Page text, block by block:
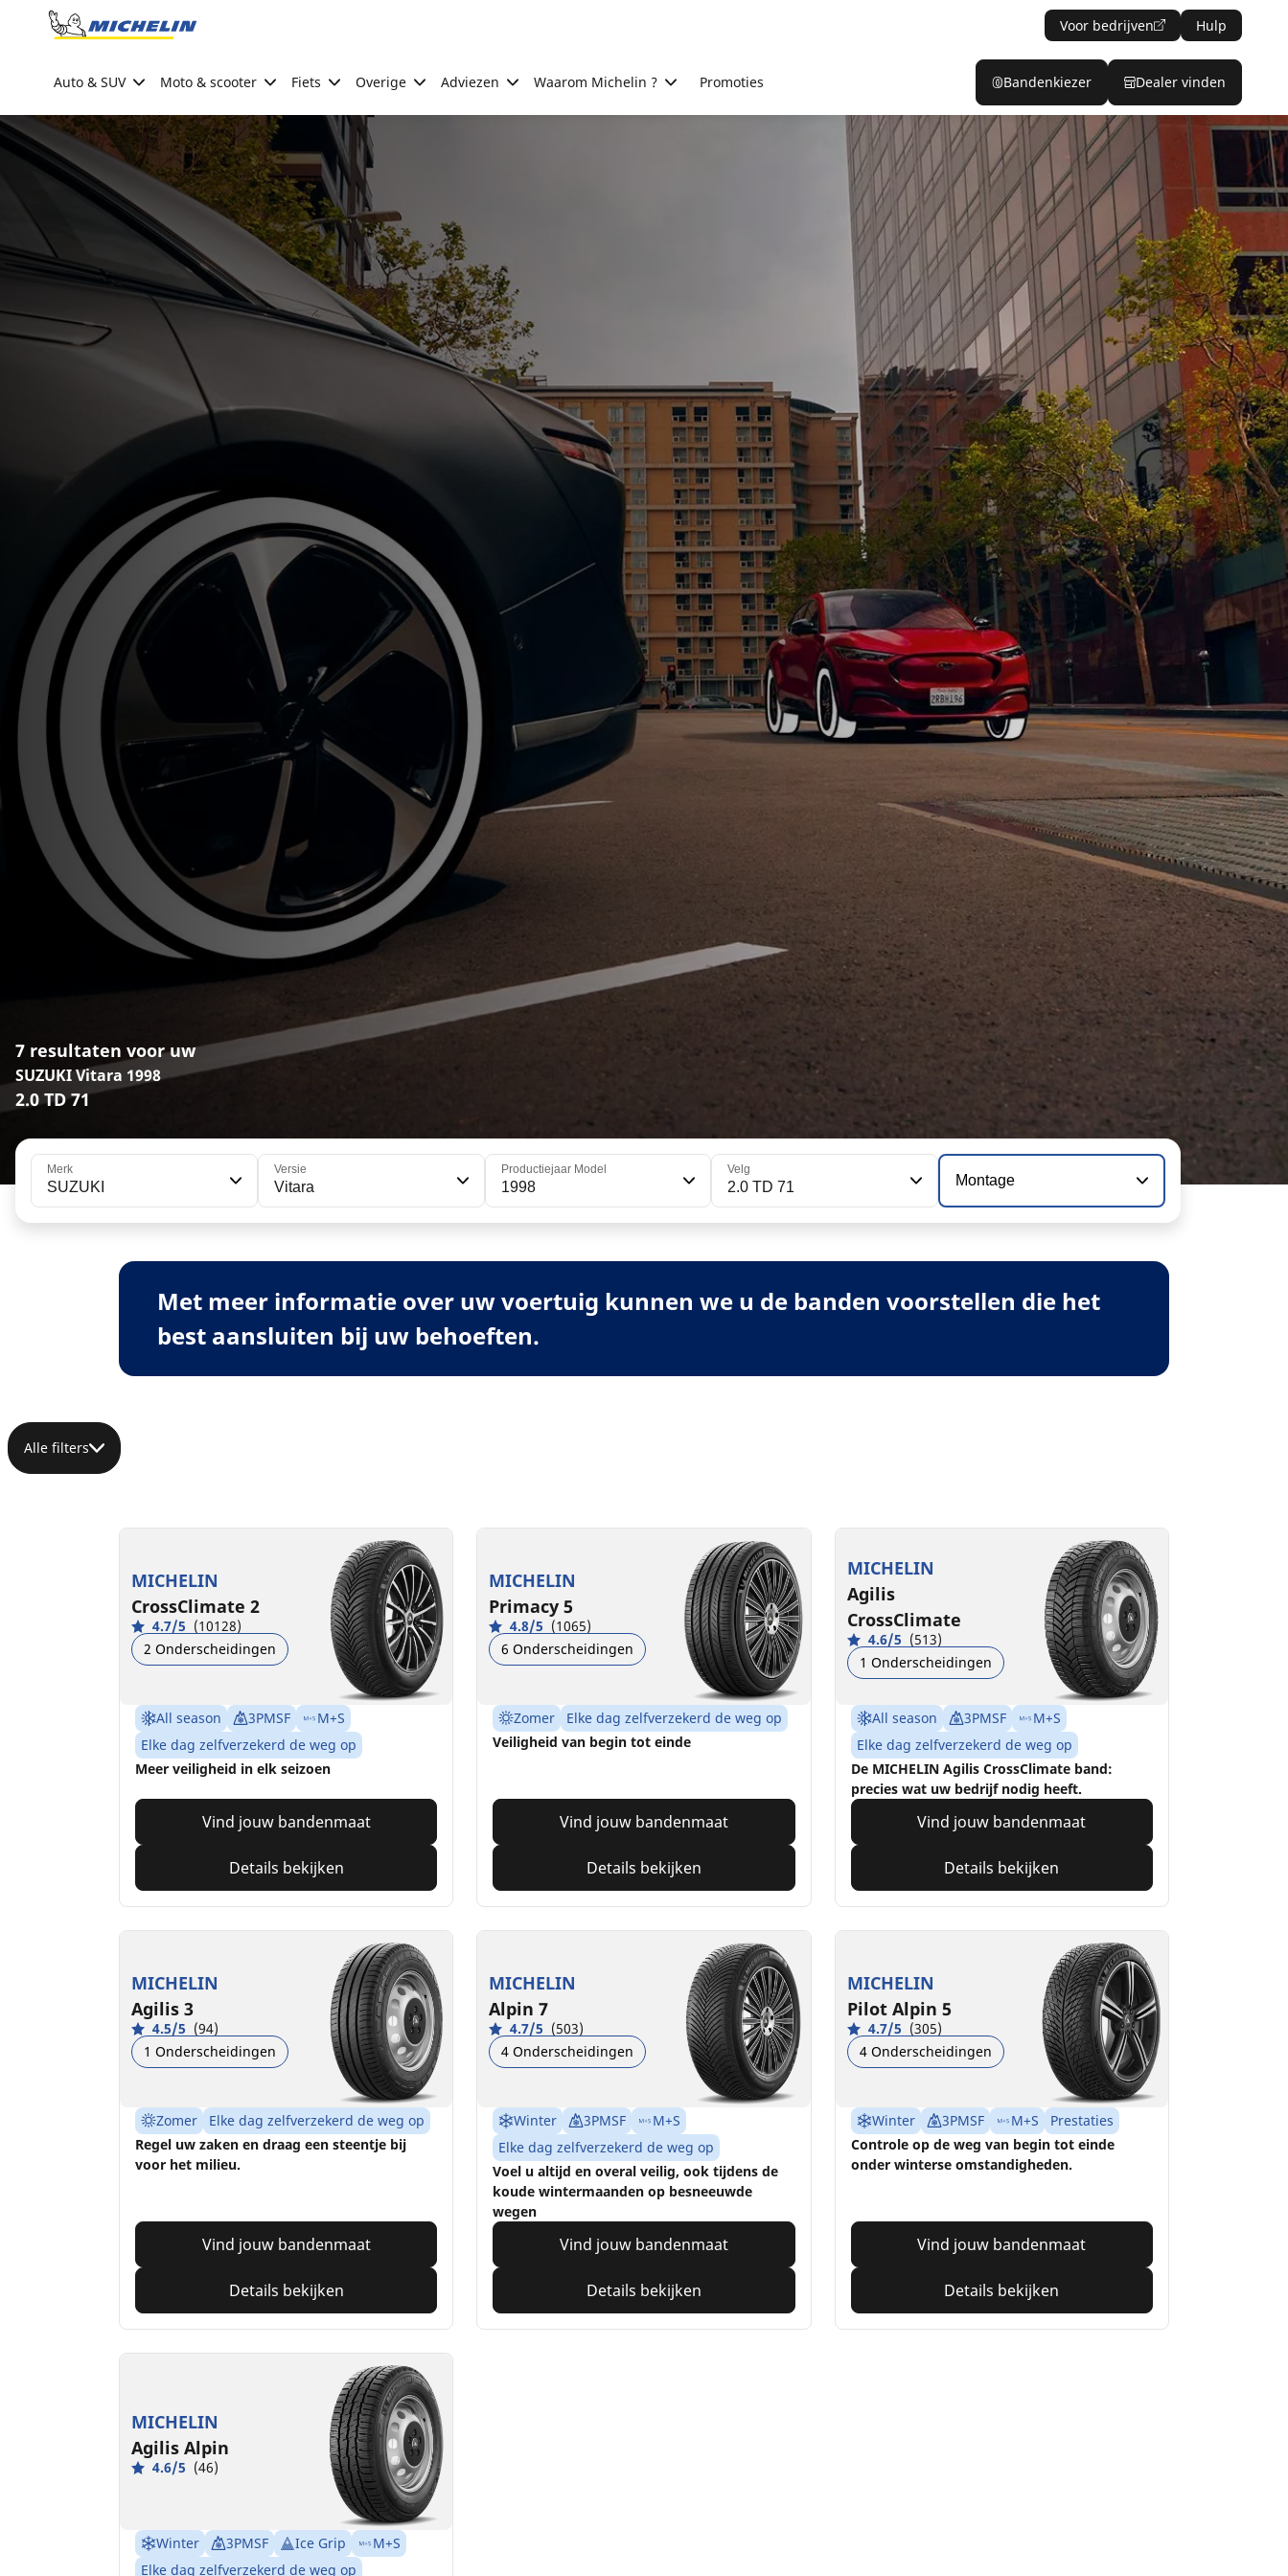
Go to page content
Voor bedrijven Hulp
Auto & SUV Moto & scooter Fiets Overige Adviezen Waarom Michelin ? Promoties Bandenkiezer Dealer vinden
7 resultaten voor uw
SUZUKI Vitara 1998
2.0 TD 71
Merk
SUZUKI
Versie
Vitara
Productiejaar Model
1998
Velg
2.0 TD 71 Montage
Met meer informatie over uw voertuig kunnen we u de banden voorstellen die het
best aansluiten bij uw behoeften.
Alle filters
MICHELIN
CrossClimate 2
4.7/5 (10128)
2 Onderscheidingen
All season 3PMSF
M+S
Elke dag zelfverzekerd de weg op
Meer veiligheid in elk seizoen
Vind jouw bandenmaat
Details bekijken
MICHELIN
Primacy 5
4.8/5 (1065)
6 Onderscheidingen
Zomer
Elke dag zelfverzekerd de weg op
Veiligheid van begin tot einde
Vind jouw bandenmaat
Details bekijken
MICHELIN
Agilis
CrossClimate
4.6/5 (513)
1 Onderscheidingen
All season 3PMSF
M+S
Elke dag zelfverzekerd de weg op
De MICHELIN Agilis CrossClimate band:
precies wat uw bedrijf nodig heeft.
Vind jouw bandenmaat
Details bekijken
MICHELIN
Agilis 3
4.5/5 (94)
1 Onderscheidingen
Zomer
Elke dag zelfverzekerd de weg op
Regel uw zaken en draag een steentje bij
voor het milieu.
Vind jouw bandenmaat
Details bekijken
MICHELIN
Alpin 7
4.7/5 (503)
4 Onderscheidingen
Winter 3PMSF
M+S
Elke dag zelfverzekerd de weg op
Voel u altijd en overal veilig, ook tijdens de
koude wintermaanden op besneeuwde
wegen
Vind jouw bandenmaat
Details bekijken
MICHELIN
Pilot Alpin 5
4.7/5 (305)
4 Onderscheidingen
Winter 3PMSF M+S
Prestaties
Controle op de weg van begin tot einde
onder winterse omstandigheden.
Vind jouw bandenmaat
Details bekijken
MICHELIN
Agilis Alpin
4.6/5 (46)
Winter 3PMSF Ice Grip
M+S
Elke dag zelfverzekerd de weg op